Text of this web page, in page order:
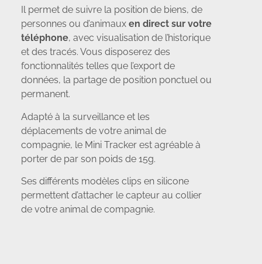
Il permet de suivre la position de biens, de
personnes ou d’animaux en direct sur votre
téléphone, avec visualisation de l’historique
et des tracés. Vous disposerez des
fonctionnalités telles que l’export de
données, la partage de position ponctuel ou
permanent.
Adapté à la surveillance et les
déplacements de votre animal de
compagnie, le Mini Tracker est agréable à
porter de par son poids de 15g.
Ses différents modèles clips en silicone
permettent d’attacher le capteur au collier
de votre animal de compagnie.